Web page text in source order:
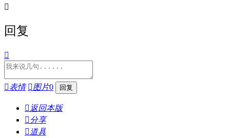

回复

表情 图片0
 返回本版
分享
 道具